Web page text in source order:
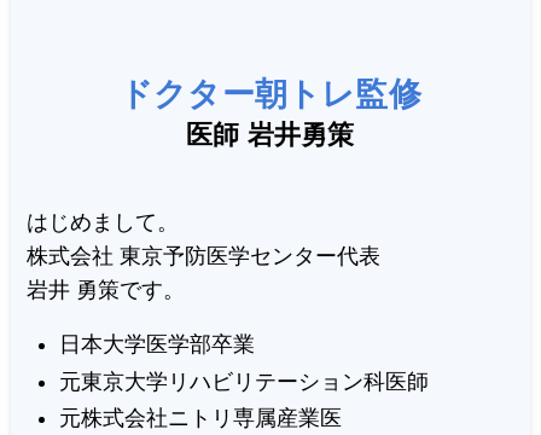
ドクター朝トレ監修
医師 岩井勇策
はじめまして。
株式会社 東京予防医学センター代表
岩井 勇策です。
日本大学医学部卒業
元東京大学リハビリテーション科医師
元株式会社ニトリ専属産業医